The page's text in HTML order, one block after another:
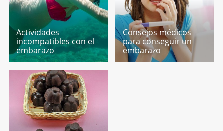
Actividades
incompatibles con el
embarazo
Consejos médicos
para conseguir un
embarazo